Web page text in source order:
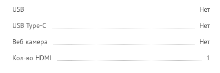
USB
Нет
USB Type-C
Нет
Веб камера
Нет
Кол-во HDMI
1